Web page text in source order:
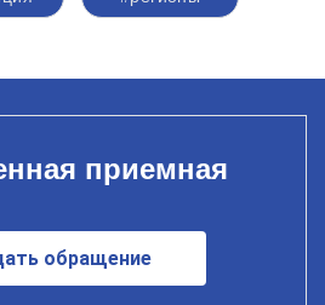
приемная
обращение